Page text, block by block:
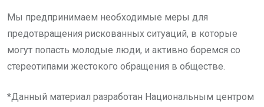
Мы предпринимаем необходимые меры для
предотвращения рискованных ситуаций, в которые
могут попасть молодые люди, и активно боремся со
стереотипами жестокого обращения в обществе.
*Данный материал разработан Национальным центром